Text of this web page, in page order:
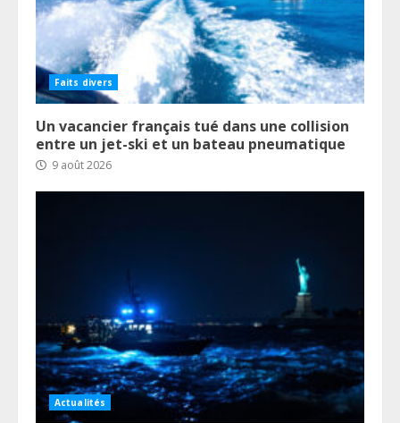
Faits divers
Un vacancier français tué dans une collision
entre un jet-ski et un bateau pneumatique
9 août 2026
Actualités